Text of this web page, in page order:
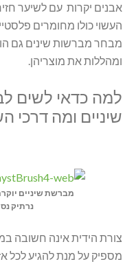
אבנים יקרות עם לשיער
העשוי כולו מחומרים
מבחר מברשות שינים גם
ומהללות את מוצריהן.
למה כדאי לשים
שיניים ומה דרכי
מברשת שיניים
נרתיק
צורת הידית אינה חשובה
מספיק על מנת להגיע לכל